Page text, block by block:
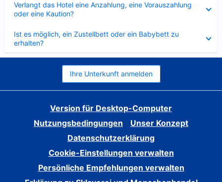
Verlangt das Hotel eine Anzahlung, eine Vorauszahlung
oder eine Kaution?
Ist es möglich, ein Zustellbett oder ein Babybett zu
erhalten?
Ihre Unterkunft anmelden
Version für Desktop-Computer
Nutzungsbedingungen
Unser Konzept
Datenschutzerklärung
Cookie-Einstellungen verwalten
Persönliche Empfehlungen verwalten